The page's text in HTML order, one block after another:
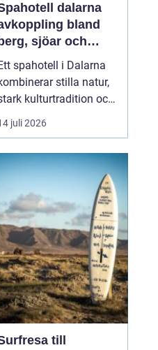
dalarna
bland
berg, sjöar och
spahotell i Dalarna
stilla natur,
kulturtradition och
omtänksam service.
Många som reser hit
bad. De vill andas
ut, sova gott, äta
vällagad mat och
känna en
känsla av plats
av ...
juli 2026
till